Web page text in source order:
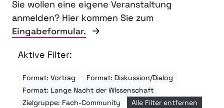
Sie wollen eine eigene Veranstaltung
anmelden? Hier kommen Sie zum
Eingabeformular.
Aktive Filter:
Format: Vortrag
Format: Diskussion/Dialog
Format: Lange Nacht der Wissenschaft
Zielgruppe: Fach-Community
Alle Filter entfernen